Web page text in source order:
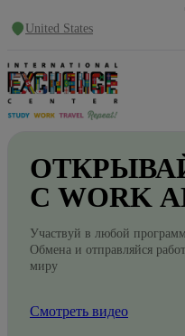
United States
С WORK
Участвуй в любой
Обмена и отправляйся
миру
Смотреть видео